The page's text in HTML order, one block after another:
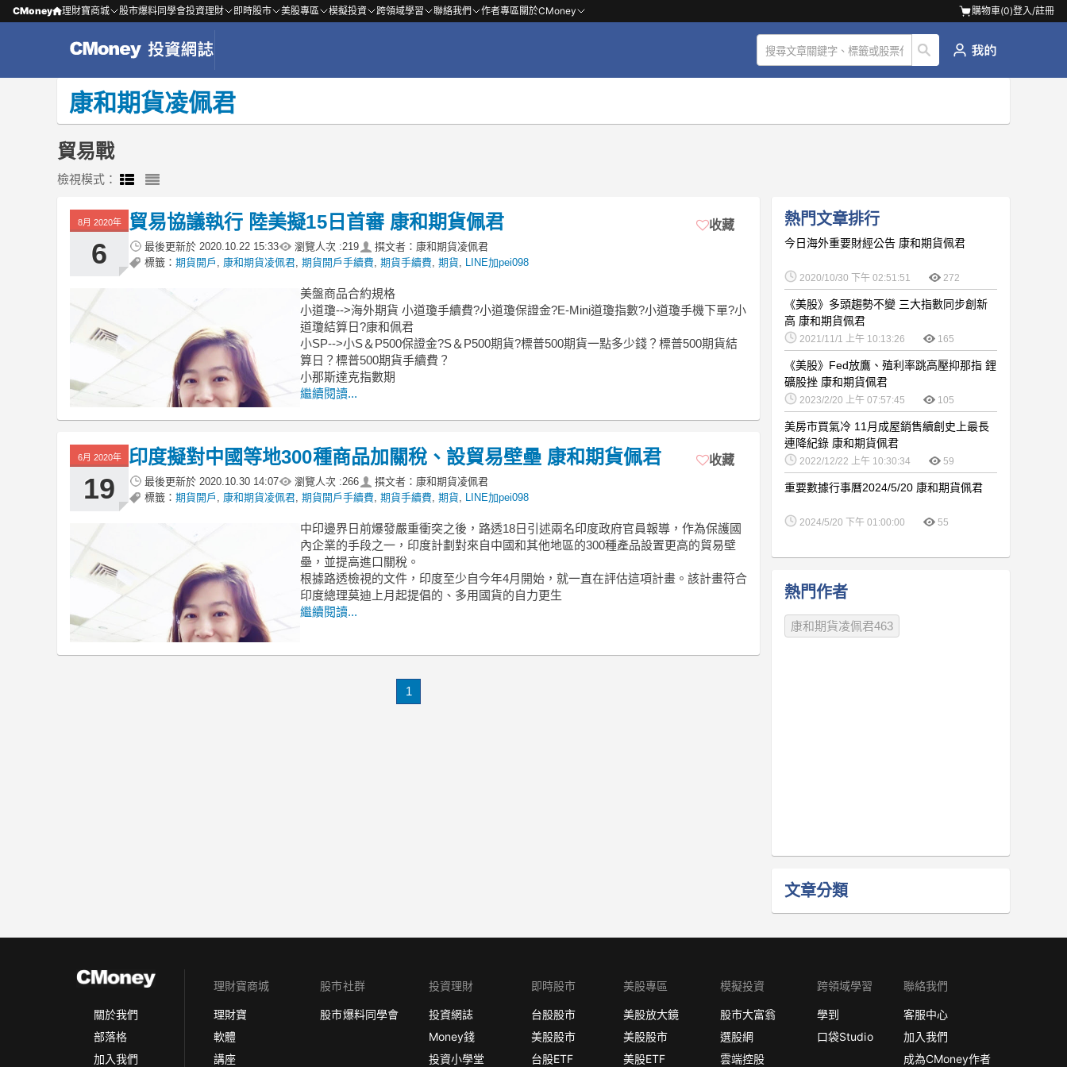
CMoney 理財寶商城 股市爆料同學會投資理財 即時股市 美股專區 模擬投資 跨領域學習 聯絡我們 作者專區關於CMoney 購物車(0)登入/註冊
康和期貨凌佩君
貿易戰
檢視模式：
8月 2020年
6
貿易協議執行 陸美擬15日首審 康和期貨佩君
最後更新於 2020.10.22 15:33 瀏覽人次 :219
撰文者：康和期貨凌佩君
標籤： 期貨開戶 康和期貨凌佩君 期貨開戶手續費 期貨手續費 期貨 LINE加pei098
收藏
美盤商品合約規格
小道瓊-->海外期貨 小道瓊手續費?小道瓊保證金?E-Mini道瓊指數?小道瓊手機下單?小
道瓊結算日?康和佩君
小SP-->小S＆P500保證金?S＆P500期貨?標普500期貨一點多少錢？標普500期貨結
算日？標普500期貨手續費？
小那斯達克指數期
繼續閱讀...
6月 2020年
19
印度擬對中國等地300種商品加關稅、設貿易壁壘 康和期貨佩君
最後更新於 2020.10.30 14:07 瀏覽人次 :266
撰文者：康和期貨凌佩君
標籤： 期貨開戶 康和期貨凌佩君 期貨開戶手續費 期貨手續費 期貨 LINE加pei098
收藏
中印邊界日前爆發嚴重衝突之後，路透18日引述兩名印度政府官員報導，作為保護國
內企業的手段之一，印度計劃對來自中國和其他地區的300種產品設置更高的貿易壁
壘，並提高進口關稅。
根據路透檢視的文件，印度至少自今年4月開始，就一直在評估這項計畫。該計畫符合
印度總理莫迪上月起提倡的、多用國貨的自力更生
繼續閱讀...
1
熱門文章排行
今日海外重要財經公告 康和期貨佩君
2020/10/30 下午 02:51:51 272
《美股》多頭趨勢不變 三大指數同步創新
高 康和期貨佩君
2021/11/1 上午 10:13:26 165
《美股》Fed放鷹、殖利率跳高壓抑那指 鋰
礦股挫 康和期貨佩君
2023/2/20 上午 07:57:45 105
美房市買氣冷 11月成屋銷售續創史上最長
連降紀錄 康和期貨佩君
2022/12/22 上午 10:30:34 59
重要數據行事曆2024/5/20 康和期貨佩君
2024/5/20 下午 01:00:00 55
熱門作者
康和期貨凌佩君463
文章分類
關於我們
部落格
加入我們
理財寶商城
理財寶
軟體
講座
股市社群
股市爆料同學會
投資理財
投資網誌
Money錢
投資小學堂
即時股市
台股股市
美股股市
台股ETF
美股專區
美股放大鏡
美股股市
美股ETF
模擬投資
股市大富翁
選股網
雲端控股
跨領域學習
學到
口袋Studio
聯絡我們
客服中心
加入我們
成為CMoney作者